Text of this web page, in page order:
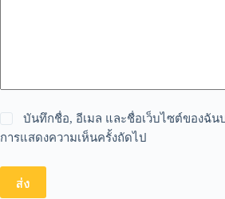
บันทึกชื่อ, อีเมล และชื่อเว็บไซต์ของฉัน
การแสดงความเห็นครั้งถัดไป
ส่ง